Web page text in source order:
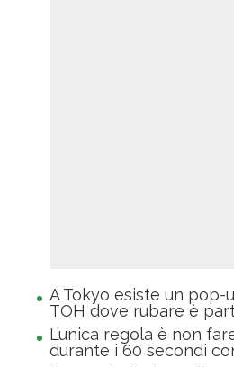
A Tokyo esiste un pop-
TOH dove rubare è
L’unica regola è non
durante i 60 secondi